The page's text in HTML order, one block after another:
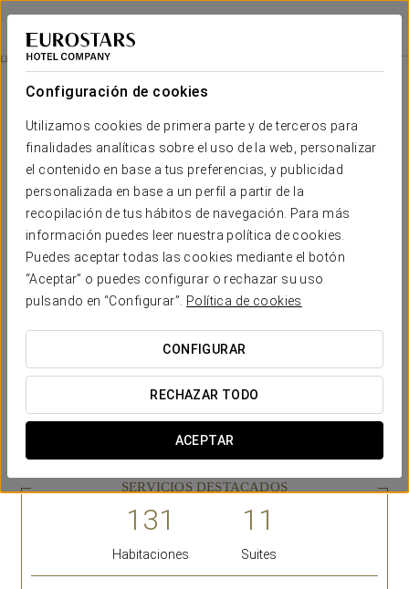
Configuración de cookies
Utilizamos cookies de primera parte y de terceros para
finalidades analíticas sobre el uso de la web, personalizar
el contenido en base a tus preferencias, y publicidad
personalizada en base a un perfil a partir de la
recopilación de tus hábitos de navegación. Para más
información puedes leer nuestra política de cookies.
Puedes aceptar todas las cookies mediante el botón
“Aceptar” o puedes configurar o rechazar su uso
pulsando en “Configurar”.
Política de cookies
CONFIGURAR
RECHAZAR TODO
ACEPTAR
Eurostars Hotel de la Reconquista
OVIEDO
Habitaciones
Habitaciones
El confort y descanso que necesitas
El EurostarsHotel de La Reconquistapone a disposición de
sus clientes 142 estancias de lujo, luminosas y elegantes,
todas ellas exteriores y de estilo clásico. Dotadas con dos
camas individuales o cama de matrimonio y con textiles de
calidad suprema, las habitaciones cuentan además con una
completa carta de almohadas, TV LCD de 32 pulgadas,
posibilidad de aire acondicionado con control individual y
espacio de trabajo con conexión wifi.
Hotel de La Reconquista
son sus dos Suites Reales, situadas
en su zona más exclusiva y con balcones localizados en la
fachada barroca. Cada una disfruta de una superficie de 80
m2, un dormitorio independiente, un cuarto de baño de mármol
con bañera de hidromasaje y un salón de ambiente clásico
decorado con materiales nobles y alfombras de la Real
Fábrica de Tapices. Están decoradas con piezas de arte y
SERVICIOS DESTACADOS
Habitaciones Suites